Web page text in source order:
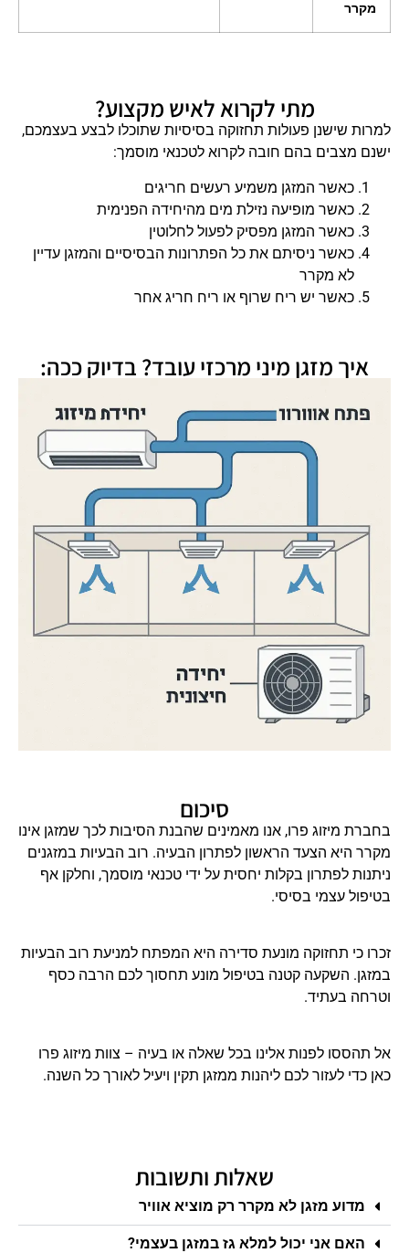
מקרר
מתי לקרוא לאיש מקצוע?
למרות שישנן פעולות תחזוקה בסיסיות שתוכלו לבצע בעצמכם,
ישנם מצבים בהם חובה לקרוא לטכנאי מוסמך:
כאשר המזגן משמיע רעשים חריגים
כאשר מופיעה נזילת מים מהיחידה הפנימית
כאשר המזגן מפסיק לפעול לחלוטין
כאשר ניסיתם את כל הפתרונות הבסיסיים והמזגן עדיין
לא מקרר
כאשר יש ריח שרוף או ריח חריג אחר
איך מזגן מיני מרכזי עובד? בדיוק ככה:
סיכום
בחברת מיזוג פרו, אנו מאמינים שהבנת הסיבות לכך שמזגן אינו
מקרר היא הצעד הראשון לפתרון הבעיה. רוב הבעיות במזגנים
ניתנות לפתרון בקלות יחסית על ידי טכנאי מוסמך, וחלקן אף
בטיפול עצמי בסיסי.
זכרו כי תחזוקה מונעת סדירה היא המפתח למניעת רוב הבעיות
במזגן. השקעה קטנה בטיפול מונע תחסוך לכם הרבה כסף
וטרחה בעתיד.
אל תהססו לפנות אלינו בכל שאלה או בעיה – צוות מיזוג פרו
כאן כדי לעזור לכם ליהנות ממזגן תקין ויעיל לאורך כל השנה.
שאלות ותשובות
מדוע מזגן לא מקרר רק מוציא אוויר
האם אני יכול למלא גז במזגן בעצמי?